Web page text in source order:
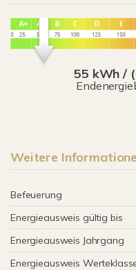
55 kWh /
Weitere
Befeuerung
Energieausweis gültig bis
Energieausweis Jahrgang
Energieausweis